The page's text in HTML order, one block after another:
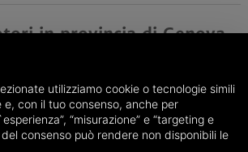
in provincia di Genova
utilizziamo cookie o tecnologie simili
con il tuo consenso, anche per
“misurazione” e “targeting e
consenso può rendere non disponibili le